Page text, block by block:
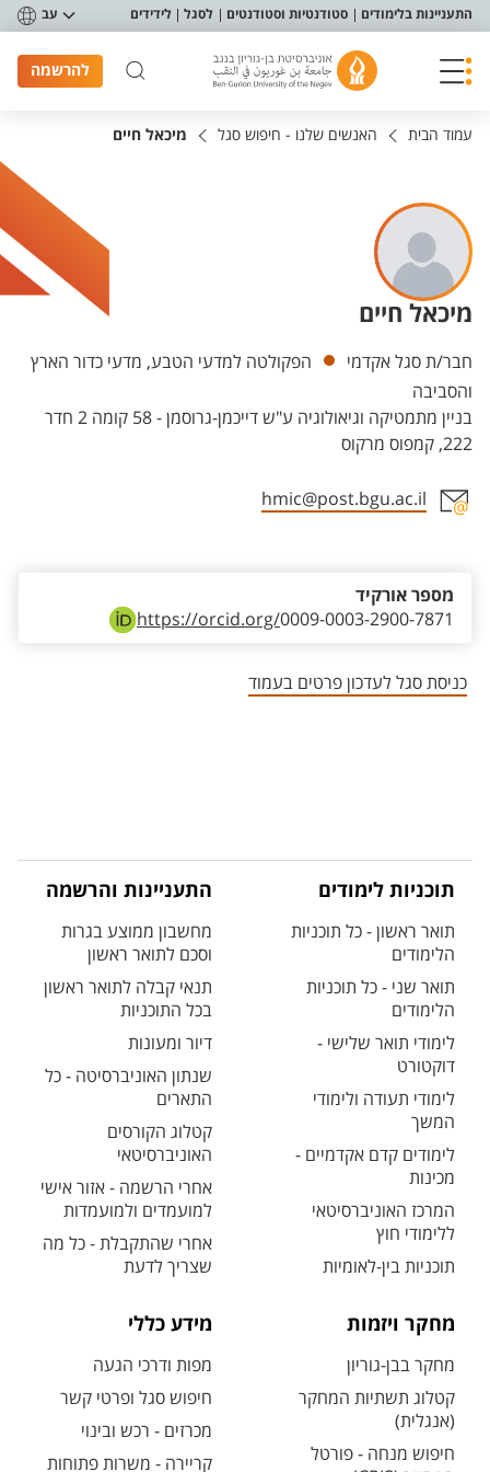
תפריט נגישות
התעניינות בלימודים סטודנטיות וסטודנטים לסגל לידידים עב
להרשמה
עמוד הבית האנשים שלנו - חיפוש סגל מיכאל חיים
מיכאל חיים
יחידות
חבר/ת סגל אקדמי
הפקולטה למדעי הטבע, מדעי כדור הארץ
והסביבה
בניין מתמטיקה וגיאולוגיה ע"ש דייכמן-גרוסמן - 58 קומה 2 חדר
222, קמפוס מרקוס
hmic@post.bgu.ac.il
https://orcid.org/0009-0003-2900-7871
מספר אורקיד
כניסת סגל לעדכון פרטים בעמוד
תוכניות לימודים
תואר ראשון - כל תוכניות
הלימודים
תואר שני - כל תוכניות
הלימודים
לימודי תואר שלישי -
דוקטורט
לימודי תעודה ולימודי
המשך
לימודים קדם אקדמיים -
מכינות
המרכז האוניברסיטאי
ללימודי חוץ
תוכניות בין-לאומיות
התעניינות והרשמה
מחשבון ממוצע בגרות
וסכם לתואר ראשון
תנאי קבלה לתואר ראשון
בכל התוכניות
דיור ומעונות
שנתון האוניברסיטה - כל
התארים
קטלוג הקורסים
האוניברסיטאי
אחרי הרשמה - אזור אישי
למועמדים ולמועמדות
אחרי שהתקבלת - כל מה
שצריך לדעת
מחקר ויזמות
מחקר בבן-גוריון
קטלוג תשתיות המחקר
(אנגלית)
חיפוש מנחה - פורטל
מידע כללי
מפות ודרכי הגעה
חיפוש סגל ופרטי קשר
מכרזים - רכש ובינוי
קריירה - משרות פתוחות